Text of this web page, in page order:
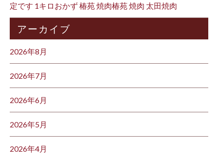
定です 1キロおかず 椿苑 焼肉椿苑 焼肉 太田焼肉
アーカイブ
2026年8月
2026年7月
2026年6月
2026年5月
2026年4月